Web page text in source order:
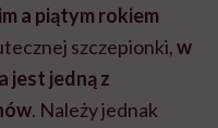
a piątym rokiem
szczepionki,w
jest jedną z
. Należy jednak